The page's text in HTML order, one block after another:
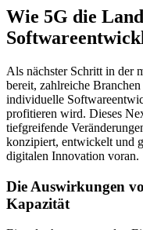
Wie 5G die
Als nächster Schritt in der
bereit, zahlreiche
individuelle
profitieren wird. Dieses
tiefgreifende
konzipiert, entwickelt und
digitalen Innovation voran.
Die Auswirkungen
Kapazität